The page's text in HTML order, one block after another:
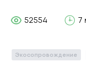
52554 7
Экосопровождение